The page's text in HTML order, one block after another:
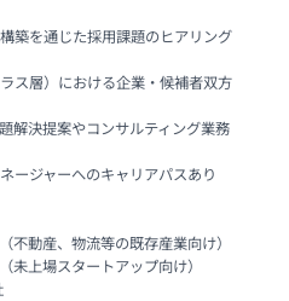
築を通じた採⽤課題のヒアリング
ス層）における企業‧候補者双⽅
解決提案やコンサルティング業務
ージャーへのキャリアパスあり
不動産、物流等の既存産業向け）
未上場スタートアップ向け）